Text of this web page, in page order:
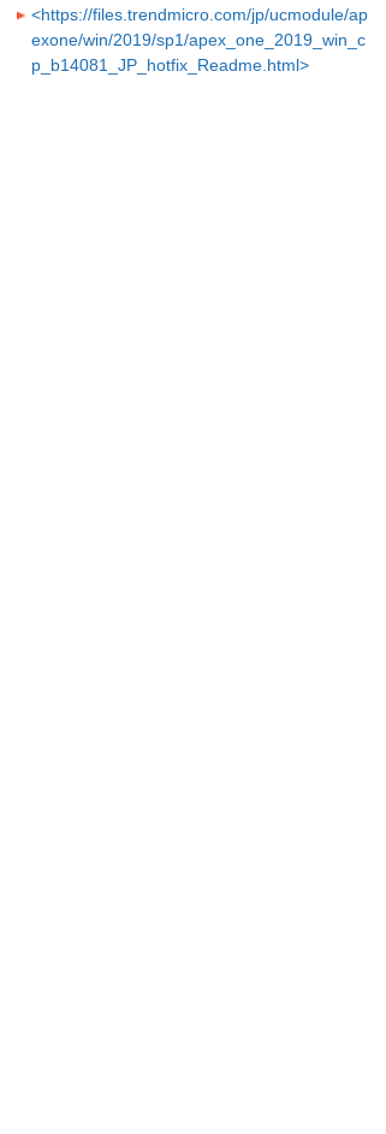
<https://files.trendmicro.com/jp/ucmodule/ap
exone/win/2019/sp1/apex_one_2019_win_c
p_b14081_JP_hotfix_Readme.html>